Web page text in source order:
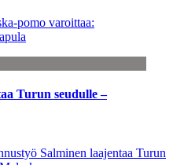
pomo varoittaa:
Turun seudulle –
Salminen laajentaa Turun